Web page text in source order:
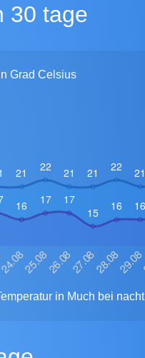
30 tage
Grad Celsius
in Much bei nacht